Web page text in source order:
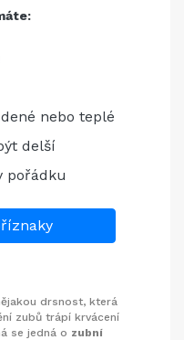
nebo teplé
delší
pořádku
drsnost, která
zubů trápí krvácení
se jedná o zubní